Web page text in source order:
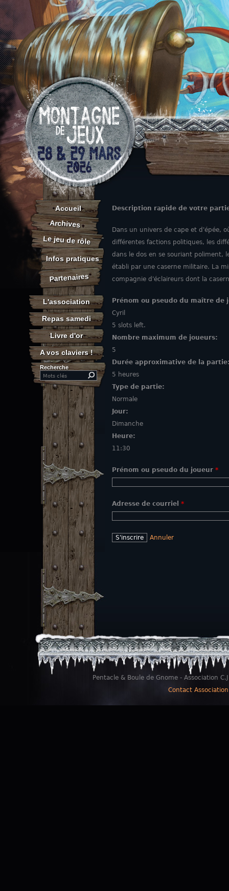
Aller au contenu
Description rapide de votre
Dans un univers de cape et d'épée,
différentes factions politiques, les
dans le dos en se souriant poliment,
établi par une caserne militaire. La
compagnie d'éclaireurs dont la
Prénom ou pseudo du maître de
Cyril
5 slots left.
Nombre maximum de joueurs:
5
Durée approximative de la
5 heures
Type de partie:
Normale
Jour:
Dimanche
Heure:
11:30
Prénom ou pseudo du joueur *
Adresse de courriel *
Annuler
Accueil
Archives
Le jeu de rôle
Infos pratiques
Partenaires
L'association
Repas samedi
Livre d'or
A vos claviers !
Recherche
Search this site
Pentacle & Boule de Gnome - Association
Contact Association